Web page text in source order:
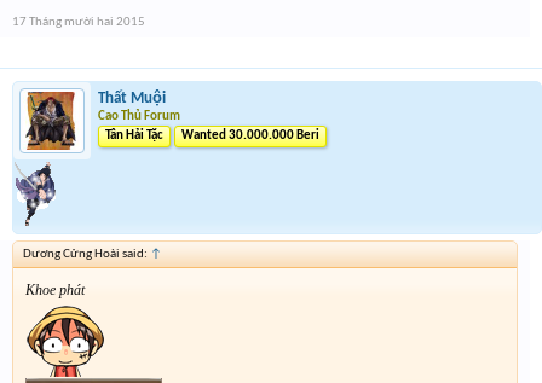
17 Tháng mười hai 2015
Thất Muội
Cao Thủ Forum
Tân Hải Tặc
Wanted 30.000.000 Beri
Dương Cửng Hoài said: ↑
Khoe phát